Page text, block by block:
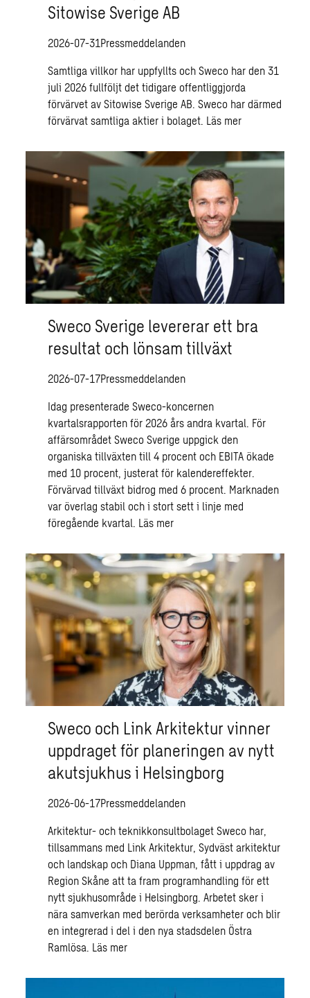
Sitowise Sverige AB
2026-07-31Pressmeddelanden
Samtliga villkor har uppfyllts och Sweco har den 31
juli 2026 fullföljt det tidigare offentliggjorda
förvärvet av Sitowise Sverige AB. Sweco har därmed
förvärvat samtliga aktier i bolaget. Läs mer
Sweco Sverige levererar ett bra
resultat och lönsam tillväxt
2026-07-17Pressmeddelanden
Idag presenterade Sweco-koncernen
kvartalsrapporten för 2026 års andra kvartal. För
affärsområdet Sweco Sverige uppgick den
organiska tillväxten till 4 procent och EBITA ökade
med 10 procent, justerat för kalendereffekter.
Förvärvad tillväxt bidrog med 6 procent. Marknaden
var överlag stabil och i stort sett i linje med
föregående kvartal. Läs mer
Sweco och Link Arkitektur vinner
uppdraget för planeringen av nytt
akutsjukhus i Helsingborg
2026-06-17Pressmeddelanden
Arkitektur- och teknikkonsultbolaget Sweco har,
tillsammans med Link Arkitektur, Sydväst arkitektur
och landskap och Diana Uppman, fått i uppdrag av
Region Skåne att ta fram programhandling för ett
nytt sjukhusområde i Helsingborg. Arbetet sker i
nära samverkan med berörda verksamheter och blir
en integrerad i del i den nya stadsdelen Östra
Ramlösa. Läs mer